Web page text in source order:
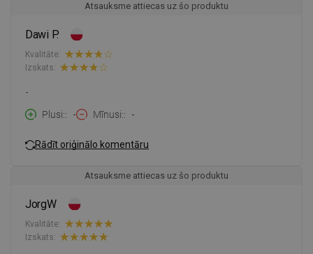
Atsauksme attiecas uz šo produktu
Dawi P.
Kvalitāte:
Izskats:
-
Plusi:
- Mīnusi: -
Rādīt oriģinālo komentāru
Atsauksme attiecas uz šo produktu
JorgW
Kvalitāte:
Izskats: